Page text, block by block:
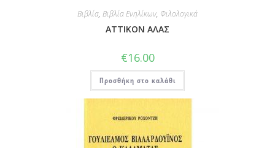
Βιβλία, Βιβλία Ενηλίκων, Φιλολογικά
ΑΤΤΙΚΟΝ ΑΛΑΣ
€16.00
Προσθήκη στο καλάθι